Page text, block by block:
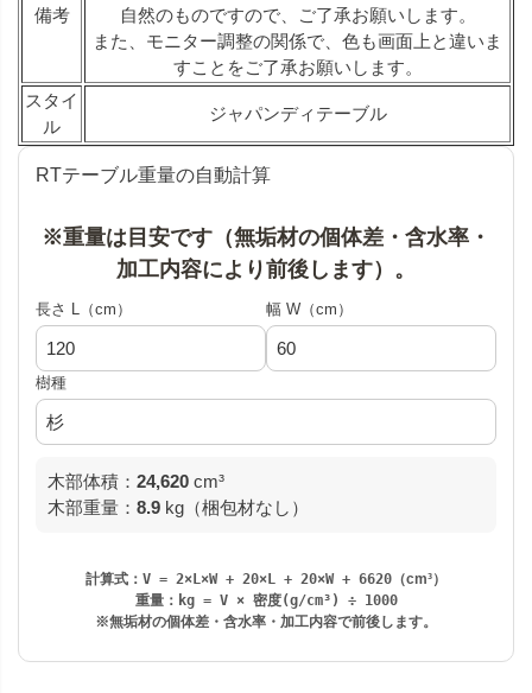
備考
自然のものですので、ご了承お願いします。
また、モニター調整の関係で、色も画面上と違いま
すことをご了承お願いします。
スタイ
ル
ジャパンディテーブル
RTテーブル重量の自動計算
※重量は目安です（無垢材の個体差・含水率・
加工内容により前後します）。
長さ L（cm） 幅 W（cm）
樹種
木部体積： 24,620 cm³
木部重量： 8.9 kg（梱包材なし）
計算式： V = 2×L×W + 20×L + 20×W + 6620 （cm³）
重量： kg = V × 密度(g/cm³) ÷ 1000
※無垢材の個体差・含水率・加工内容で前後します。